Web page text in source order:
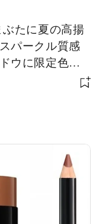
ぶたに夏の高揚
パークル質感
ウに限定色が